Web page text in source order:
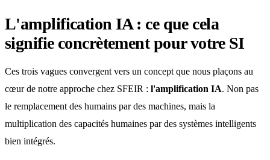
L'amplification IA : ce que cela
signifie concrètement pour votre SI
Ces trois vagues convergent vers un concept que nous plaçons au
cœur de notre approche chez SFEIR : l'amplification IA. Non pas
le remplacement des humains par des machines, mais la
multiplication des capacités humaines par des systèmes intelligents
bien intégrés.